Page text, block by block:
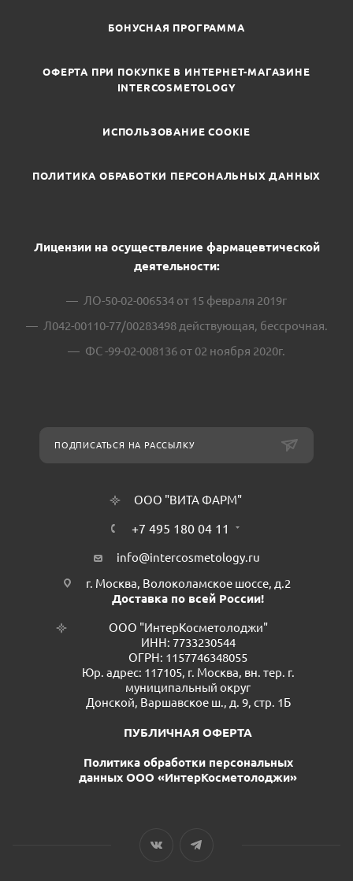
БОНУСНАЯ ПРОГРАММА
ОФЕРТА ПРИ ПОКУПКЕ В ИНТЕРНЕТ-МАГАЗИНЕ
INTERCOSMETOLOGY
ИСПОЛЬЗОВАНИЕ COOKIE
ПОЛИТИКА ОБРАБОТКИ ПЕРСОНАЛЬНЫХ ДАННЫХ
Лицензии на осуществление фармацевтической
деятельности:
ЛО-50-02-006534 от 15 февраля 2019г
Л042-00110-77/00283498 действующая, бессрочная.
ФС -99-02-008136 от 02 ноября 2020г.
ПОДПИСАТЬСЯ НА РАССЫЛКУ
ООО "ВИТА ФАРМ"
+7 495 180 04 11
info@intercosmetology.ru
г. Москва, Волоколамское шоссе, д.2
Доставка по всей России!
ООО "ИнтерКосметолоджи"
ИНН: 7733230544
ОГРН: 1157746348055
Юр. адрес: 117105, г. Москва, вн. тер. г.
муниципальный округ
Донской, Варшавское ш., д. 9, стр. 1Б
ПУБЛИЧНАЯ ОФЕРТА
Политика обработки персональных
данных ООО «ИнтерКосметолоджи»